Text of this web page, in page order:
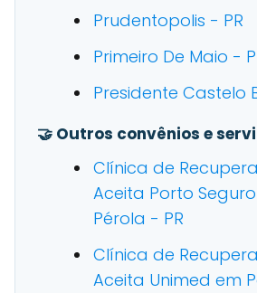
Prudentopolis - PR
Primeiro De Maio -
Presidente Castelo
🤝 Outros convênios e
Clínica de
Aceita Porto
Pérola - PR
Clínica de
Aceita Unimed em